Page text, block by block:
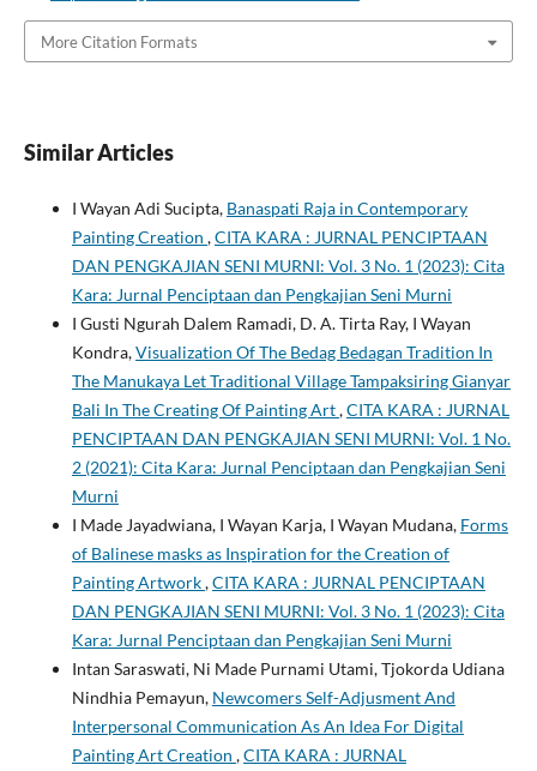
More Citation Formats
Similar Articles
I Wayan Adi Sucipta, Banaspati Raja in Contemporary
Painting Creation ,CITA KARA : JURNAL PENCIPTAAN
DAN PENGKAJIAN SENI MURNI: Vol. 3 No. 1 (2023): Cita
Kara: Jurnal Penciptaan dan Pengkajian Seni Murni
I Gusti Ngurah Dalem Ramadi, D. A. Tirta Ray, I Wayan
Kondra,Visualization Of The Bedag Bedagan Tradition In
The Manukaya Let Traditional Village Tampaksiring Gianyar
Bali In The Creating Of Painting Art,CITA KARA : JURNAL
PENCIPTAAN DAN PENGKAJIAN SENI MURNI: Vol. 1 No.
2 (2021): Cita Kara: Jurnal Penciptaan dan Pengkajian Seni
Murni
I Made Jayadwiana, I Wayan Karja, I Wayan Mudana, Forms
of Balinese masks as Inspiration for the Creation of
Painting Artwork,CITA KARA : JURNAL PENCIPTAAN
DAN PENGKAJIAN SENI MURNI: Vol. 3 No. 1 (2023): Cita
Kara: Jurnal Penciptaan dan Pengkajian Seni Murni
Intan Saraswati, Ni Made Purnami Utami, Tjokorda Udiana
Nindhia Pemayun, Newcomers Self-Adjusment And
Interpersonal Communication As An Idea For Digital
Painting Art Creation ,CITA KARA : JURNAL